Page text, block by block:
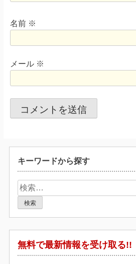
名前 ※
メール ※
キーワードから探す
検
索:
無料で最新情報を受け取る!!